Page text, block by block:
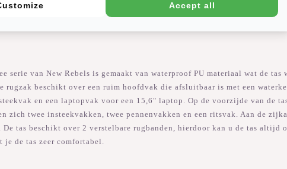
serie van New Rebels is gemaakt van waterproof PU materiaal wat de
beschikt over een ruim hoofdvak die afsluitbaar is met een
en een laptopvak voor een 15,6" laptop. Op de voorzijde van de
twee insteekvakken, twee pennenvakken en een ritsvak. Aan de
tas beschikt over 2 verstelbare rugbanden, hierdoor kan u de tas altijd
je de tas zeer comfortabel.
Accept all